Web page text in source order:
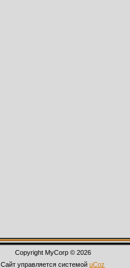
Copyright MyCorp © 2026
Сайт управляется системой uCoz